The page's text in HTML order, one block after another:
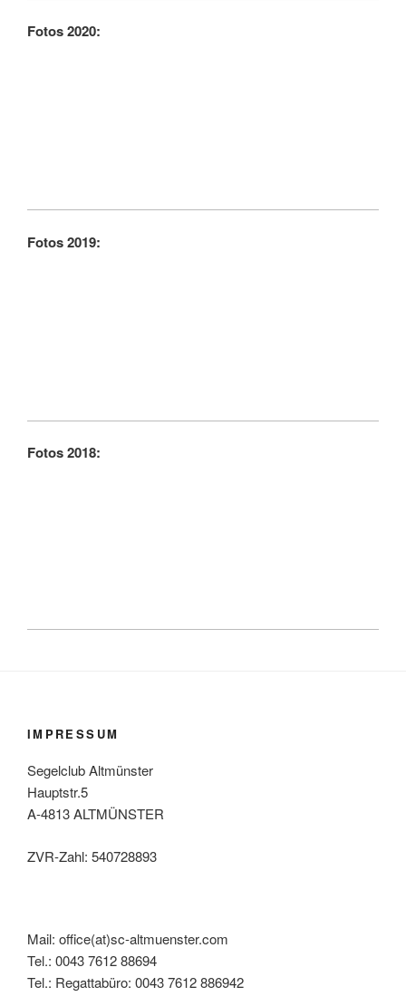
Fotos 2020:
Fotos 2019:
Fotos 2018:
IMPRESSUM
Segelclub Altmünster
Hauptstr.5
A-4813 ALTMÜNSTER
ZVR-Zahl: 540728893
Mail: office(at)sc-altmuenster.com
Tel.: 0043 7612 88694
Tel.: Regattabüro: 0043 7612 886942